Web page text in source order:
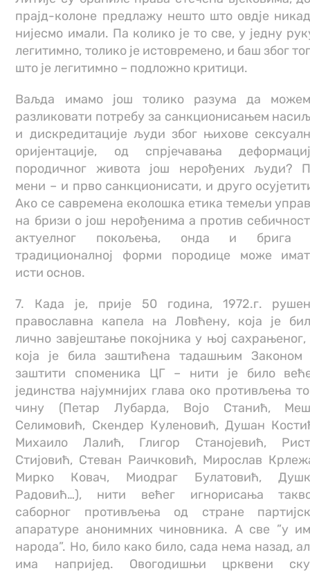
прајд-колоне предлажу нешто што овдје
нијесмо имали. Па колико је то све, у једну
легитимно, толико је истовремено, и баш због
што је легитимно – подложно критици.
Ваљда имамо још толико разума да
разликовати потребу за санкционисањем
и дискредитације људи због њихове
оријентације, од спрјечавања
породичног живота још нерођених људи?
мени – и прво санкционисати, и друго
Ако се савремена еколошка етика темељи
на бризи о још нерођенима а против
актуелног покољења, онда и брига
традиционалној форми породице може
исти основ.
7. Када је, прије 50 година, 1972.г.
православна капела на Ловћену, која је
лично завјештање покојника у њој сахрањеног,
која је била заштићена тадашњим Законом
заштити споменика ЦГ – нити је било
јединства најумнијих глава око противљења
чину (Петар Лубарда, Војо Станић,
Селимовић, Скендер Куленовић, Душан
Михаило Лалић, Глигор Станојевић,
Стијовић, Стеван Раичковић, Мирослав
Мирко Ковач, Миодраг Булатовић,
Радовић…), нити већег игнорисања
саборног противљења од стране
апаратуре анонимних чиновника. А све ”у
народа”. Но, било како било, сада нема назад,
има напријед. Овогодишњи црквени